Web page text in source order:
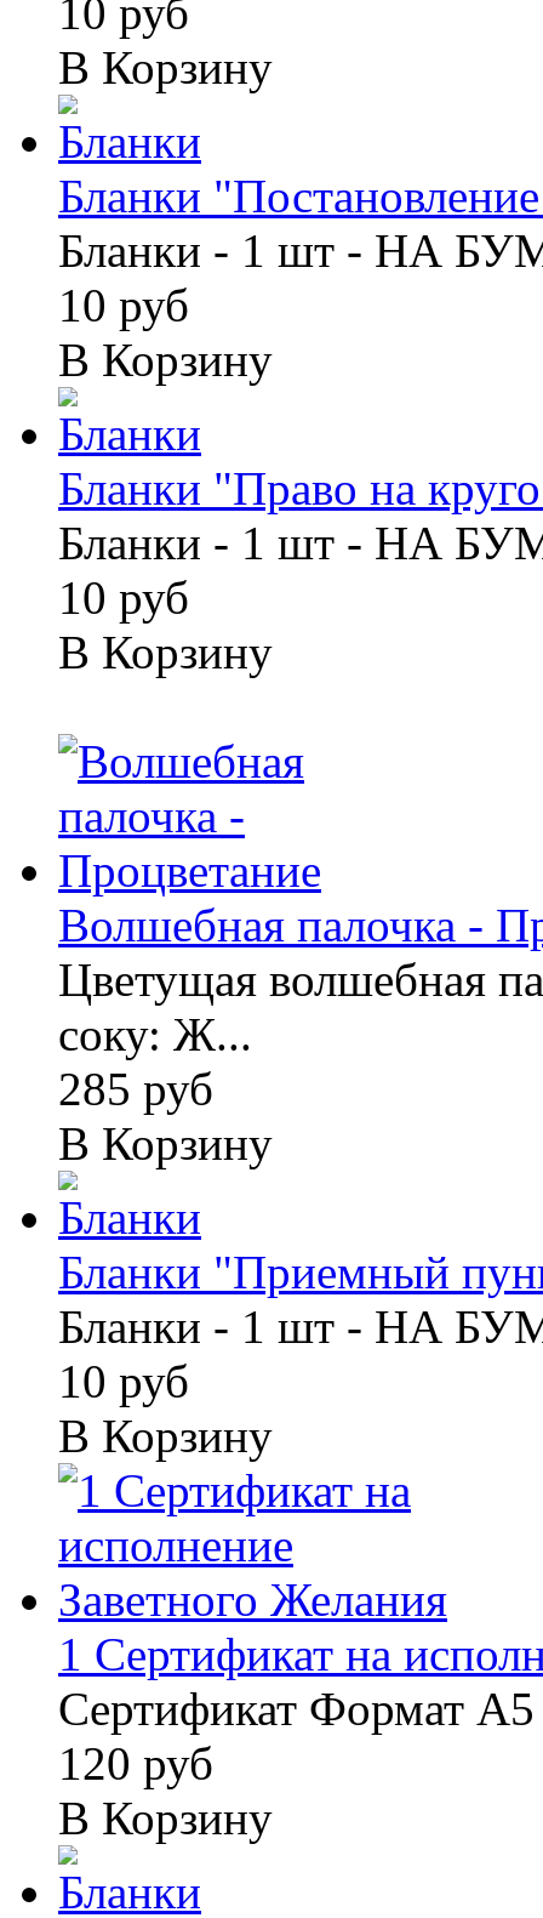
10 руб
В Корзину
Бланки
Бланки - 1 шт - НА
10 руб
В Корзину
Бланки "Право на
Бланки - 1 шт - НА
10 руб
В Корзину
Волшебная палочка -
Цветущая волшебная
соку: Ж...
285 руб
В Корзину
Бланки "Приемный
Бланки - 1 шт - НА
10 руб
В Корзину
1 Сертификат на
Сертификат Формат А5
120 руб
В Корзину